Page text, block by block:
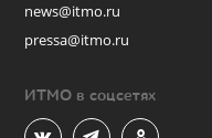
news@itmo.ru
pressa@itmo.ru
ИТМО в соцсетях